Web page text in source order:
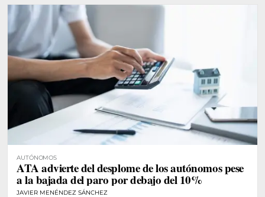
AUTÓNOMOS
ATA advierte del desplome de los autónomos pese
a la bajada del paro por debajo del 10%
JAVIER MENÉNDEZ SÁNCHEZ